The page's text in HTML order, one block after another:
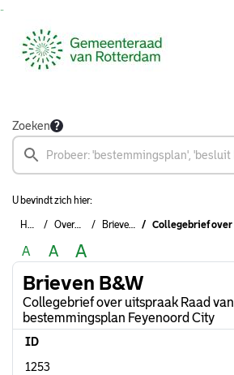
Zoeken
U bevindt zich hier:
Home Overzichten Brieven B&W Collegebrief over uitspraak Raad
A A A
Brieven B&W
Collegebrief over uitspraak Raad
bestemmingsplan Feyenoord City
ID
1253